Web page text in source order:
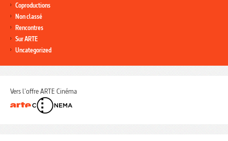
Coproductions
Non classé
Rencontres
Sur ARTE
Uncategorized
Vers l'offre ARTE Cinéma